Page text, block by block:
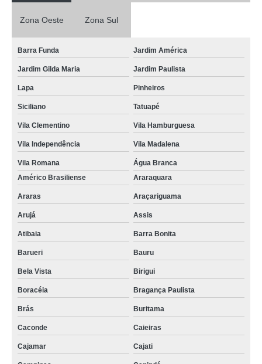
Zona Oeste Zona Sul
Barra Funda Jardim América
Jardim Gilda Maria Jardim Paulista
Lapa Pinheiros
Siciliano Tatuapé
Vila Clementino Vila Hamburguesa
Vila Independência Vila Madalena
Vila Romana
Água Branca
Américo Brasiliense
Araraquara
Araras Araçariguama
Arujá Assis
Atibaia Barra Bonita
Barueri Bauru
Bela Vista Birigui
Boracéia Bragança Paulista
Brás Buritama
Caconde Caieiras
Cajamar Cajati